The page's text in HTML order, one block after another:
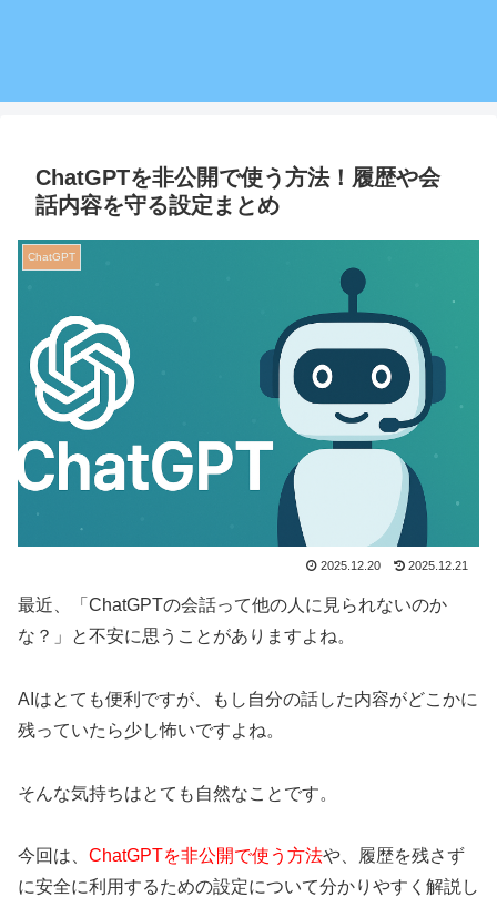
ChatGPTを非公開で使う方法！履歴や会
話内容を守る設定まとめ
ChatGPT
2025.12.20 2025.12.21
最近、「ChatGPTの会話って他の人に見られないのか
な？」と不安に思うことがありますよね。
AIはとても便利ですが、もし自分の話した内容がどこかに
残っていたら少し怖いですよね。
そんな気持ちはとても自然なことです。
今回は、 ChatGPTを非公開で使う方法や、履歴を残さず
に安全に利用するための設定について分かりやすく解説し